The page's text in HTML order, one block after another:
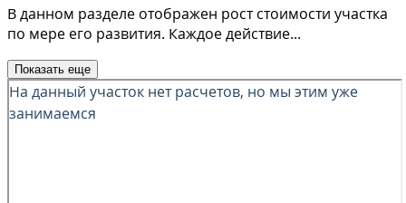
В данном разделе отображен рост стоимости участка
по мере его развития. Каждое действие...
Показать еще